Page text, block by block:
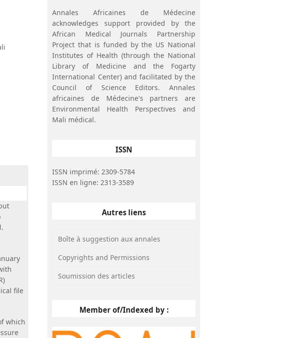
file
which
Annales Africaines de Médecine
acknowledges support provided by the
African Medical Journals Partnership
Project that is funded by the US National
Institutes of Health (through the National
Library of Medicine and the Fogarty
International Center) and facilitated by the
Council of Science Editors. Annales
africaines de Médecine's partners are
Environmental Health Perspectives and
Mali médical.
ISSN
ISSN imprimé: 2309-5784
ISSN en ligne: 2313-3589
Autres liens
Boîte à suggestion aux annales
Copyrights and Permissions
Soumission des articles
Member of/Indexed by :